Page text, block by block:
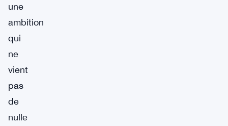
une
ambition
qui
ne
vient
pas
de
nulle